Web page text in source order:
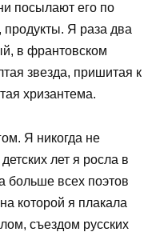
посылают его по
продукты. Я раза два
в франтовском
звезда, пришитая к
хризантема.
Я никогда не
лет я росла в
больше всех поэтов
которой я плакала
съездом русских